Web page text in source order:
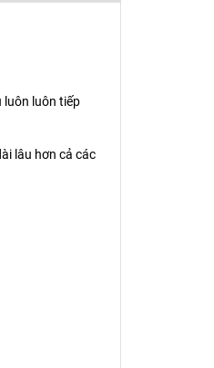
luôn luôn tiếp
lâu hơn cả các